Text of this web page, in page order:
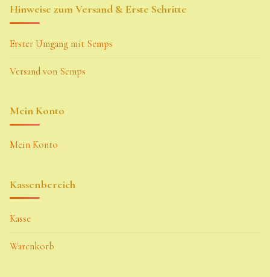
Hinweise zum Versand & Erste Schritte
Erster Umgang mit Semps
Versand von Semps
Mein Konto
Mein Konto
Kassenbereich
Kasse
Warenkorb